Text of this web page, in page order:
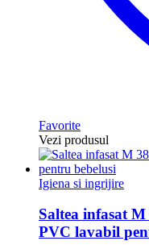
Favorite
Vezi produsul
Igiena si ingrijire
Saltea infasat
PVC lavabil